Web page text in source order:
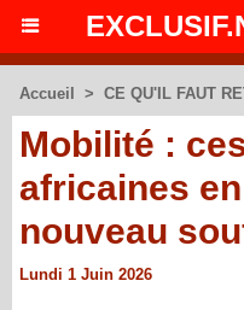
Accueil > CE QU'IL FAUT
Mobilité :
africaines
nouveau
Lundi 1 Juin 2026